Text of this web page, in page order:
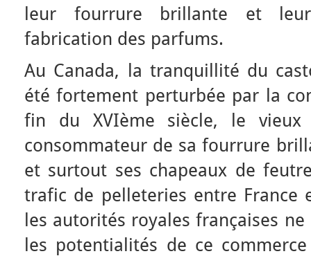
leur fourrure brillante et
fabrication des parfums.
Au Canada, la tranquillité du
été fortement perturbée par la
fin du XVIème siècle, le
consommateur de sa fourrure
et surtout ses chapeaux de
trafic de pelleteries entre France
les autorités royales françaises
les potentialités de ce